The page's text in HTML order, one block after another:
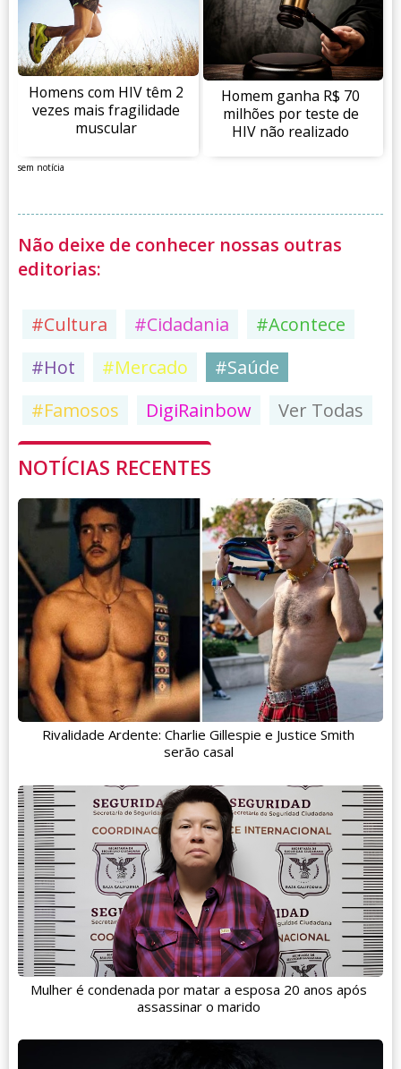
Homens com HIV têm 2
vezes mais fragilidade
muscular
Homem ganha R$ 70
milhões por teste de
HIV não realizado
sem notícia
Não deixe de conhecer nossas outras
editorias:
#Cultura #Cidadania
#Acontece
#Hot
#Mercado
#Saúde
#Famosos
DigiRainbow Ver Todas
NOTÍCIAS RECENTES
Rivalidade Ardente: Charlie Gillespie e Justice Smith
serão casal
Mulher é condenada por matar a esposa 20 anos após
assassinar o marido